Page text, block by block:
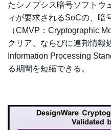
たシノプシス暗号ソフトウ
ィが要求されるSoCの、暗
（CMVP：Cryptographic
クリア、ならびに連邦情報
Information Processing
る期間を短縮できる。